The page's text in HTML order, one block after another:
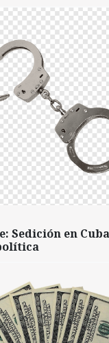
Sedición en